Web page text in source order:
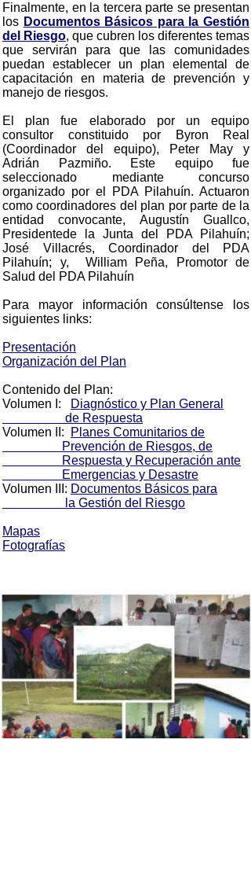
Finalmente, en la tercera parte se presentan
los Documentos Básicos para la Gestión
del Riesgo, que cubren los diferentes temas
que servirán para que las comunidades
puedan establecer un plan elemental de
capacitación en materia de prevención y
manejo de riesgos.
El plan fue elaborado por un equipo
consultor constituido por Byron Real
(Coordinador del equipo), Peter May y
Adrián Pazmiño. Este equipo fue
seleccionado mediante concurso
organizado por el PDA Pilahuín. Actuaron
como coordinadores del plan por parte de la
entidad convocante, Augustín Guallco,
Presidentede la Junta del PDA Pilahuín;
José Villacrés, Coordinador del PDA
Pilahuín; y, William Peña, Promotor de
Salud del PDA Pilahuín
Para mayor información consúltense los
siguientes links:
Presentación
Organización del Plan
Contenido del Plan:
Volumen I:
Diagnóstico y Plan General
de Respuesta
Volumen II:
Planes Comunitarios de
Prevención de Riesgos, de
Respuesta y Recuperación ante
Emergencias y Desastre
Volumen III: Documentos Básicos para
la Gestión del Riesgo
Mapas
Fotografías